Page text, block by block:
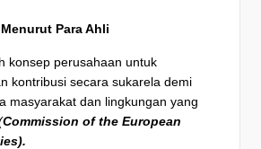
Para Ahli
konsep perusahaan untuk
kontribusi secara sukarela demi
masyarakat dan lingkungan yang
Commission of the European